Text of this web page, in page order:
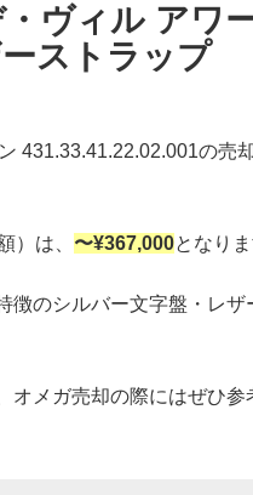
ヴィル アワ
ストラップ
431.33.41.22.02.001の売
）は、 〜¥367,000となりま
徴のシルバー文字盤・レ
メガ売却の際にはぜひ参